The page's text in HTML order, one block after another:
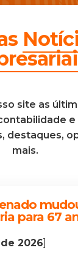
site as
e
destaques,
mais.
para 67
2026